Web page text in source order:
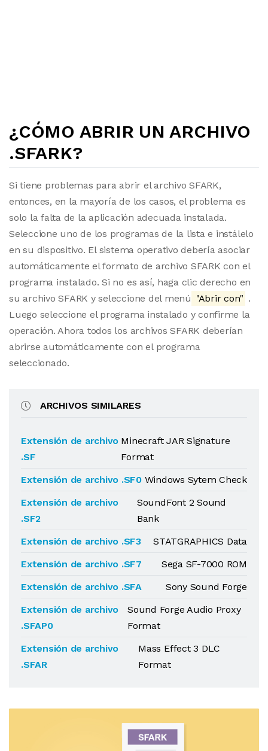
¿CÓMO ABRIR UN ARCHIVO
.SFARK?
Si tiene problemas para abrir el archivo SFARK,
entonces, en la mayoría de los casos, el problema es
solo la falta de la aplicación adecuada instalada.
Seleccione uno de los programas de la lista e instálelo
en su dispositivo. El sistema operativo debería asociar
automáticamente el formato de archivo SFARK con el
programa instalado. Si no es así, haga clic derecho en
su archivo SFARK y seleccione del menú "Abrir con" .
Luego seleccione el programa instalado y confirme la
operación. Ahora todos los archivos SFARK deberían
abrirse automáticamente con el programa
seleccionado.
ARCHIVOS SIMILARES
Extensión de archivo
.SF
Minecraft JAR Signature
Format
Extensión de archivo .SF0 Windows Sytem Check
Extensión de archivo
.SF2
SoundFont 2 Sound
Bank
Extensión de archivo .SF3
STATGRAPHICS Data
Extensión de archivo .SF7
Sega SF-7000 ROM
Extensión de archivo .SFA
Sony Sound Forge
Extensión de archivo
.SFAP0
Sound Forge Audio Proxy
Format
Extensión de archivo
.SFAR
Mass Effect 3 DLC
Format